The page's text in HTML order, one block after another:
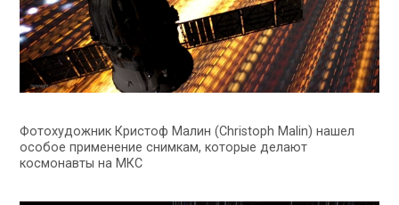
Фотохудожник Кристоф Малин (Christoph Malin) нашел
особое применение снимкам, которые делают
космонавты на МКС